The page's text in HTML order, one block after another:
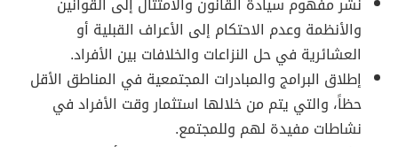
والأنظمة وعدم الاحتكام إلى الأعراف القبلية أو
العشائرية في حل النزاعات والخلافات بين الأفراد.
إطلاق البرامج والمبادرات المجتمعية في المناطق الأقل
حظاً، والتي يتم من خلالها استثمار وقت الأفراد في
نشاطات مفيدة لهم وللمجتمع.